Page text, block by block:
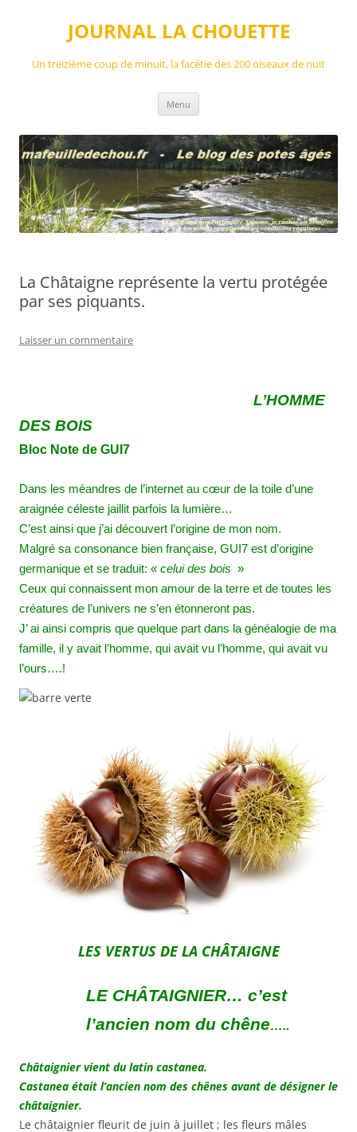
JOURNAL LA CHOUETTE
Un treizième coup de minuit, la facétie des 200 oiseaux de nuit
Menu
La Châtaigne représente la vertu protégée
par ses piquants.
Laisser un commentaire
L’HOMME
DES BOIS
Bloc Note de GUI 7
Dans les méandres de l’internet au cœur de la toile d’une
araignée céleste jaillit parfois la lumière…
C’est ainsi que j’ai découvert l’origine de mon nom.
Malgré sa consonance bien française, GUI7 est d’origine
germanique et se traduit: « celui des bois »
Ceux qui connaissent mon amour de la terre et de toutes les
créatures de l’univers ne s’en étonneront pas.
J’ ai ainsi compris que quelque part dans la généalogie de ma
famille, il y avait l’homme, qui avait vu l’homme, qui avait vu
l’ours….!
LES VERTUS DE LA CHÂTAIGNE
LE CHÂTAIGNIER… c’est
l’ancien nom du chêne…..
Châtaignier vient du latin castanea.
Castanea était l’ancien nom des chênes avant de désigner le
châtaignier.
Le châtaignier fleurit de juin à juillet ; les fleurs mâles